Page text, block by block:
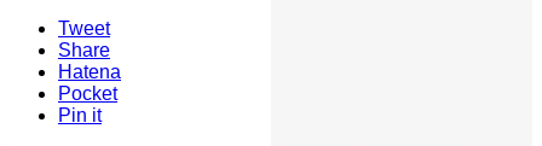
Tweet
Share
Hatena
Pocket
Pin it